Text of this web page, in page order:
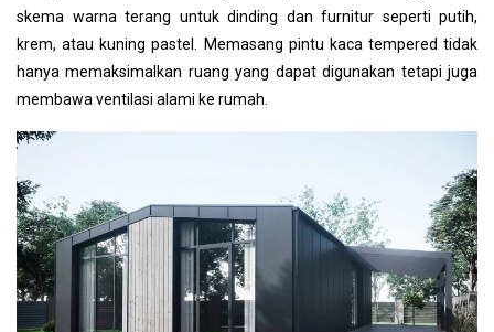
skema warna terang untuk dinding dan furnitur seperti putih,
krem, atau kuning pastel. Memasang pintu kaca tempered tidak
hanya memaksimalkan ruang yang dapat digunakan tetapi juga
membawa ventilasi alami ke rumah.